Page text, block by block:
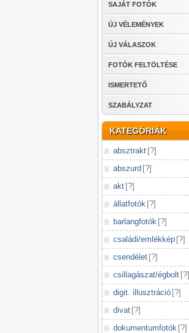
SAJÁT FOTÓK
ÚJ VÉLEMÉNYEK
ÚJ VÁLASZOK
FOTÓK FELTÖLTÉSE
ISMERTETŐ
SZABÁLYZAT
KATEGÓRIÁK
absztrakt [?]
abszurd [?]
akt [?]
állatfotók [?]
barlangfotók [?]
családi/emlékkép [?]
csendélet [?]
csillagászat/égbolt [?]
digit. illusztráció [?]
divat [?]
dokumentumfotók [?]